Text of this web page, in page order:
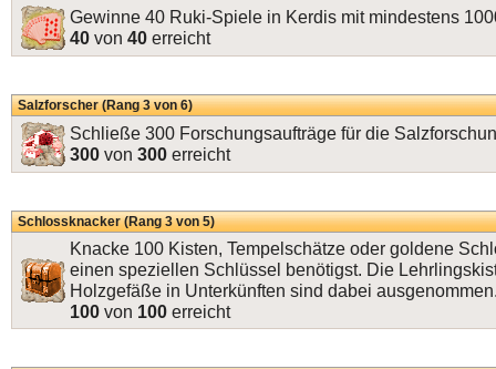
Gewinne 40 Ruki-Spiele in Kerdis mit mindestens
40 von 40 erreicht
Salzforscher (Rang 3 von 6)
Schließe 300 Forschungsaufträge für die
300 von 300 erreicht
Schlossknacker (Rang 3 von 5)
Knacke 100 Kisten, Tempelschätze oder goldene
einen speziellen Schlüssel benötigst. Die
Holzgefäße in Unterkünften sind dabei
100 von 100 erreicht